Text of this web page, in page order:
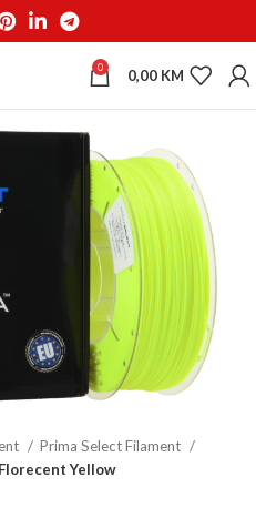
0 0,00 KM
Prima Select Filament
Yellow